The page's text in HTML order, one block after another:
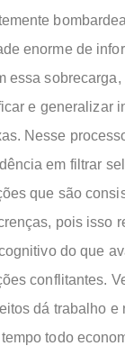
enorme de
essa
e generalizar
Nesse
em filtrar
que são
pois isso
do que
conflitantes.
dá trabalho e
todo